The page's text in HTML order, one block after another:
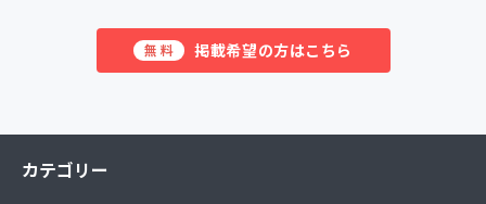
無料 掲載希望の方はこちら
カテゴリー